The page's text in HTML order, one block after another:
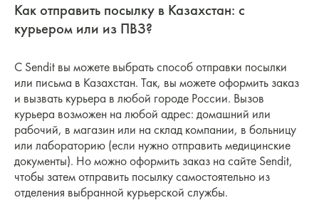
Как отправить посылку в Казахстан: с
курьером или из ПВЗ?
С Sendit вы можете выбрать способ отправки посылки
или письма в Казахстан. Так, вы можете оформить заказ
и вызвать курьера в любой городе России. Вызов
курьера возможен на любой адрес: домашний или
рабочий, в магазин или на склад компании, в больницу
или лабораторию (если нужно отправить медицинские
документы). Но можно оформить заказ на сайте Sendit,
чтобы затем отправить посылку самостоятельно из
отделения выбранной курьерской службы.